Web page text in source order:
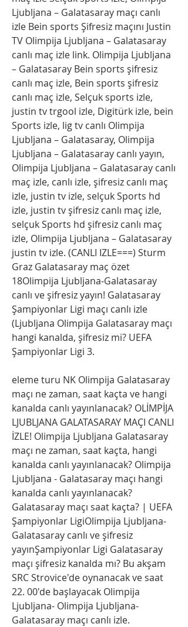
Ljubljana – Galatasaray maçı canlı
izle Bein sports Şifresiz maçını Justin
TV Olimpija Ljubljana – Galatasaray
canlı maç izle link. Olimpija Ljubljana
– Galatasaray Bein sports şifresiz
canlı maç izle, Bein sports şifresiz
canlı maç izle, Selçuk sports izle,
justin tv trgool izle, Digitürk izle, bein
Sports izle, lig tv canlı Olimpija
Ljubljana – Galatasaray, Olimpija
Ljubljana – Galatasaray canlı yayın,
Olimpija Ljubljana – Galatasaray canlı
maç izle, canlı izle, şifresiz canlı maç
izle, justin tv izle, selçuk Sports hd
izle, justin tv şifresiz canlı maç izle,
selçuk Sports hd şifresiz canlı maç
izle, Olimpija Ljubljana – Galatasaray
justin tv izle. (CANLI IZLE===) Sturm
Graz Galatasaray maç özet
18Olimpija Ljubljana-Galatasaray
canlı ve şifresiz yayın! Galatasaray
Şampiyonlar Ligi maçı canlı izle
(Ljubljana Olimpija Galatasaray maçı
hangi kanalda, şifresiz mi? UEFA
Şampiyonlar Ligi 3.
eleme turu NK Olimpija Galatasaray
maçı ne zaman, saat kaçta ve hangi
kanalda canlı yayınlanacak? OLİMPİJA
LJUBLJANA GALATASARAY MAÇI CANLI
İZLE! Olimpija Ljubljana Galatasaray
maçı ne zaman, saat kaçta, hangi
kanalda canlı yayınlanacak? Olimpija
Ljubljana - Galatasaray maçı hangi
kanalda canlı yayınlanacak?
Galatasaray maçı saat kaçta? | UEFA
Şampiyonlar LigiOlimpija Ljubljana-
Galatasaray canlı ve şifresiz
yayınŞampiyonlar Ligi Galatasaray
maçı şifresiz kanalda mı? Bu akşam
SRC Strovice'de oynanacak ve saat
22. 00'de başlayacak Olimpija
Ljubljana- Olimpija Ljubljana-
Galatasaray maçı canlı izle.